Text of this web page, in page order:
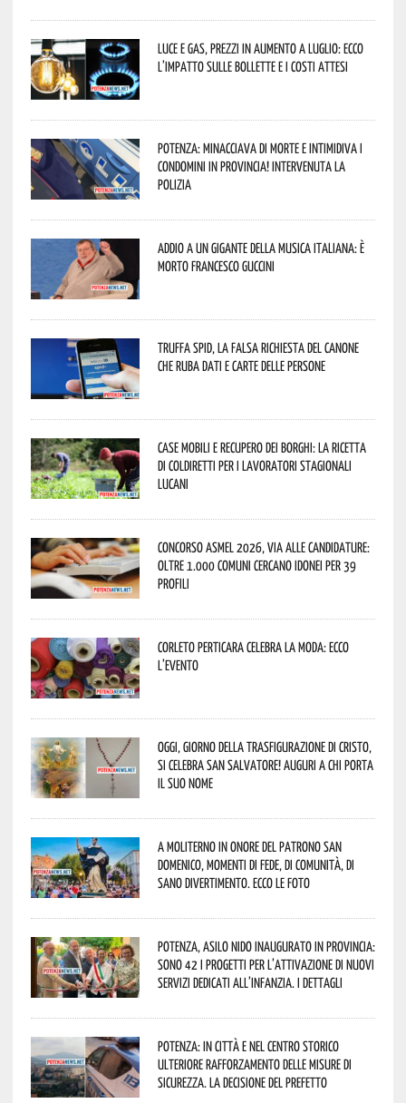
Luce e gas, prezzi in aumento a luglio: ecco
l’impatto sulle bollette e i costi attesi
Potenza: minacciava di morte e intimidiva i
condomini in provincia! Intervenuta la
Polizia
Addio a un gigante della musica italiana: è
morto Francesco Guccini
Truffa Spid, la falsa richiesta del canone
che ruba dati e carte delle persone
Case mobili e recupero dei borghi: la ricetta
di Coldiretti per i lavoratori stagionali
lucani
Concorso Asmel 2026, via alle candidature:
oltre 1.000 Comuni cercano idonei per 39
profili
Corleto Perticara celebra la moda: ecco
l’evento
Oggi, giorno della Trasfigurazione di Cristo,
si celebra San Salvatore! Auguri a chi porta
il suo nome
A Moliterno in onore del Patrono San
Domenico, momenti di fede, di comunità, di
sano divertimento. Ecco le foto
Potenza, asilo nido inaugurato in provincia:
sono 42 i progetti per l’attivazione di nuovi
servizi dedicati all’infanzia. I dettagli
Potenza: in città e nel centro storico
ulteriore rafforzamento delle misure di
sicurezza. La decisione del Prefetto